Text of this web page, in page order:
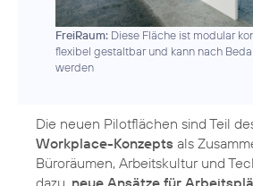
FreiRaum: Diese Fläche ist modular
flexibel gestaltbar und kann nach
werden
Die neuen Pilotflächen sind Teil
Workplace-Konzepts als
Büroräumen, Arbeitskultur und